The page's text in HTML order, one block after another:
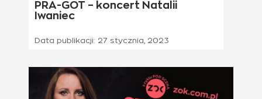
PRA-GOT – koncert Natalii
Iwaniec
Data publikacji: 27 stycznia, 2023